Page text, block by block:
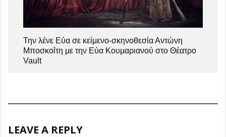
Την λένε Εύα σε κείμενο-σκηνοθεσία Αντώνη
Μποσκοΐτη με την Εύα Κουμαριανού στο Θέατρο
Vault
LEAVE A REPLY